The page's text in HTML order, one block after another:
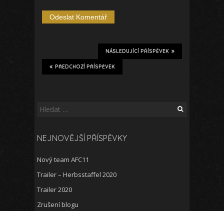
NÁSLEDUJÍCÍ PŘÍSPĚVEK
PŘEDCHOZÍ PŘÍSPĚVEK
Vyhledávání
NEJNOVĚJŠÍ PŘÍSPĚVKY
Nový team AFC11
Trailer – Herbsstaffel 2020
Trailer 2020
Zrušení blogu